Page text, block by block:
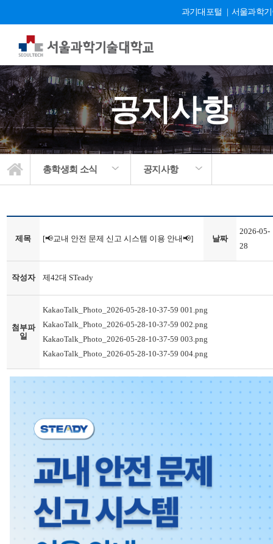
과기대포털 서울과학
공지사항
총학생회 소식 공지사항
제목 [📢교내 안전 문제 신고 시스템 이용 안내📢] 날짜
2026-05-
28
작성자 제42대 STeady
첨부파
일
KakaoTalk_Photo_2026-05-28-10-37-59 001.png
KakaoTalk_Photo_2026-05-28-10-37-59 002.png
KakaoTalk_Photo_2026-05-28-10-37-59 003.png
KakaoTalk_Photo_2026-05-28-10-37-59 004.png